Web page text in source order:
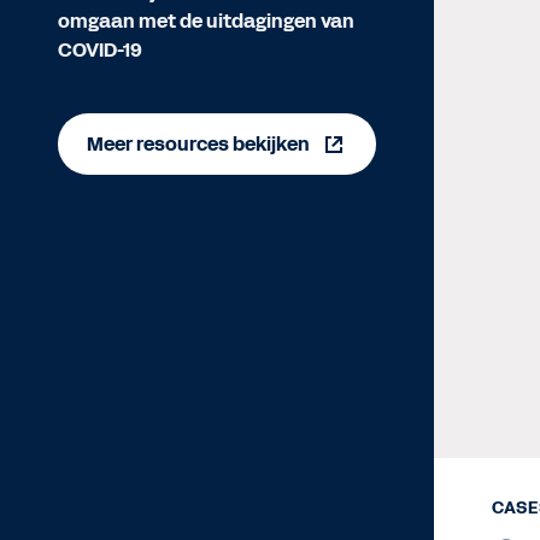
omgaan met de uitdagingen van
COVID-19
Meer resources bekijken